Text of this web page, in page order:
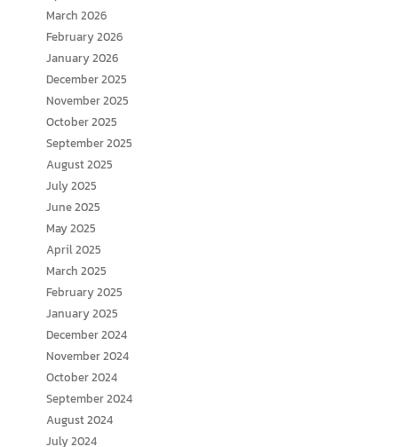
March 2026
February 2026
January 2026
December 2025
November 2025
October 2025
September 2025
August 2025
July 2025
June 2025
May 2025
April 2025
March 2025
February 2025
January 2025
December 2024
November 2024
October 2024
September 2024
August 2024
July 2024